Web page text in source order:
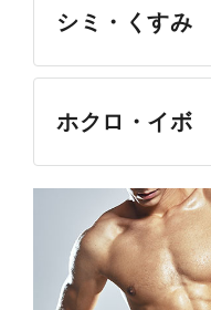
シミ・くすみ
ホクロ・イボ